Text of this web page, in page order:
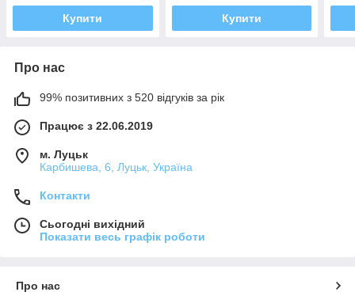
Купити Купити
Про нас
99% позитивних з 520 відгуків за рік
Працює з 22.06.2019
м. Луцьк
Карбишева, 6, Луцьк, Україна
Контакти
Сьогодні вихідний
Показати весь графік роботи
Про нас